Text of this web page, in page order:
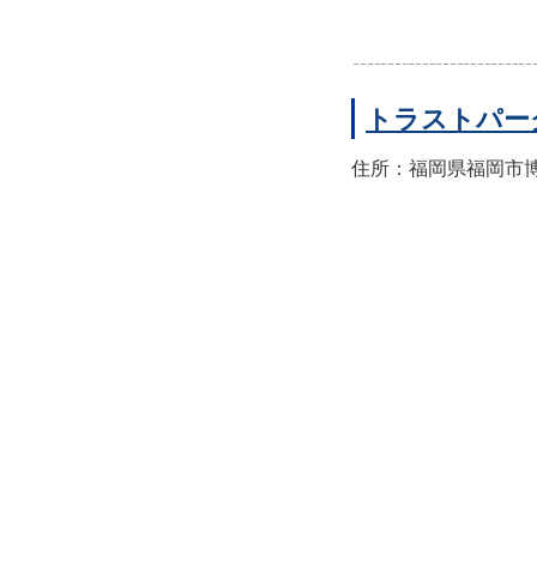
トラストパ
住所：福岡県福岡市